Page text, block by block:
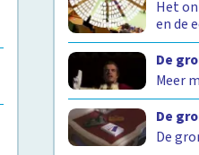
Het
en de
De
Meer
De
De